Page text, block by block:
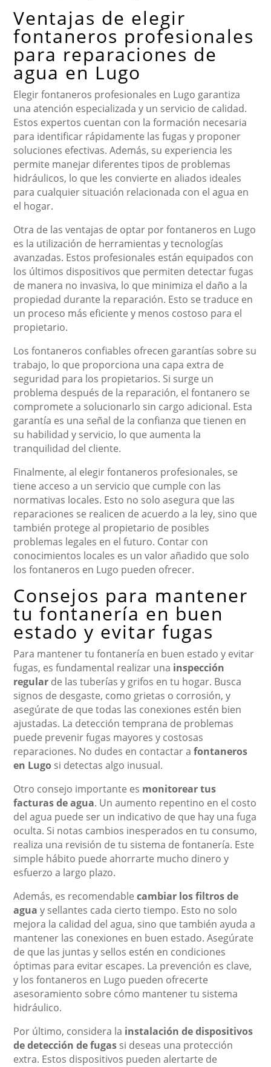
Ventajas de elegir
fontaneros profesionales
para reparaciones de
agua en Lugo
Elegir fontaneros profesionales en Lugo garantiza
una atención especializada y un servicio de calidad.
Estos expertos cuentan con la formación necesaria
para identificar rápidamente las fugas y proponer
soluciones efectivas. Además, su experiencia les
permite manejar diferentes tipos de problemas
hidráulicos, lo que les convierte en aliados ideales
para cualquier situación relacionada con el agua en
el hogar.
Otra de las ventajas de optar por fontaneros en Lugo
es la utilización de herramientas y tecnologías
avanzadas. Estos profesionales están equipados con
los últimos dispositivos que permiten detectar fugas
de manera no invasiva, lo que minimiza el daño a la
propiedad durante la reparación. Esto se traduce en
un proceso más eficiente y menos costoso para el
propietario.
Los fontaneros confiables ofrecen garantías sobre su
trabajo, lo que proporciona una capa extra de
seguridad para los propietarios. Si surge un
problema después de la reparación, el fontanero se
compromete a solucionarlo sin cargo adicional. Esta
garantía es una señal de la confianza que tienen en
su habilidad y servicio, lo que aumenta la
tranquilidad del cliente.
Finalmente, al elegir fontaneros profesionales, se
tiene acceso a un servicio que cumple con las
normativas locales. Esto no solo asegura que las
reparaciones se realicen de acuerdo a la ley, sino que
también protege al propietario de posibles
problemas legales en el futuro. Contar con
conocimientos locales es un valor añadido que solo
los fontaneros en Lugo pueden ofrecer.
Consejos para mantener
tu fontanería en buen
estado y evitar fugas
Para mantener tu fontanería en buen estado y evitar
fugas, es fundamental realizar una inspección
regular de las tuberías y grifos en tu hogar. Busca
signos de desgaste, como grietas o corrosión, y
asegúrate de que todas las conexiones estén bien
ajustadas. La detección temprana de problemas
puede prevenir fugas mayores y costosas
reparaciones. No dudes en contactar afontaneros
en Lugo si detectas algo inusual.
Otro consejo importante es monitorear tus
facturas de agua. Un aumento repentino en el costo
del agua puede ser un indicativo de que hay una fuga
oculta. Si notas cambios inesperados en tu consumo,
realiza una revisión de tu sistema de fontanería. Este
simple hábito puede ahorrarte mucho dinero y
esfuerzo a largo plazo.
Además, es recomendablecambiar los filtros de
agua y sellantes cada cierto tiempo. Esto no solo
mejora la calidad del agua, sino que también ayuda a
mantener las conexiones en buen estado. Asegúrate
de que las juntas y sellos estén en condiciones
óptimas para evitar escapes. La prevención es clave,
y los fontaneros en Lugo pueden ofrecerte
asesoramiento sobre cómo mantener tu sistema
hidráulico.
Por último, considera la instalación de dispositivos
de detección de fugas si deseas una protección
extra. Estos dispositivos pueden alertarte de